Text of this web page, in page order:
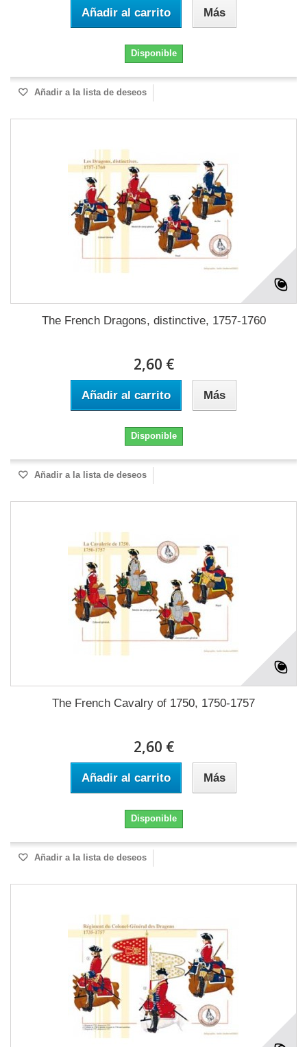
Añadir al carrito Más
Disponible
Añadir a la lista de deseos
The French Dragons, distinctive, 1757-1760
2,60 €
Añadir al carrito Más
Disponible
Añadir a la lista de deseos
The French Cavalry of 1750, 1750-1757
2,60 €
Añadir al carrito Más
Disponible
Añadir a la lista de deseos